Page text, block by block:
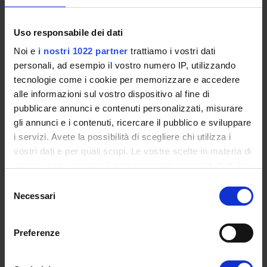
Uso responsabile dei dati
Noi e i nostri 1022 partner trattiamo i vostri dati
personali, ad esempio il vostro numero IP, utilizzando
tecnologie come i cookie per memorizzare e accedere
alle informazioni sul vostro dispositivo al fine di
pubblicare annunci e contenuti personalizzati, misurare
gli annunci e i contenuti, ricercare il pubblico e sviluppare
i servizi. Avete la possibilità di scegliere chi utilizza i
vostri dati e per quali scopi. Le vostre scelte in materia di
modificare o revocare il proprio consenso in qualsiasi
momento dalla Dichiarazione sui cookie o facendo clic
delNecessari
Preferenze
G1 - Aspetti legislativi e manageriali
pavimento pelvico
G3 - Aspetti fisioterapici dalla valutazione al
trattamento
G4 - Approccio bio-psico-sociale alle patologie del
pavimento pelvico
G5 - Aspetti di sessuologia e approccio alla comunità
LGBTQIA